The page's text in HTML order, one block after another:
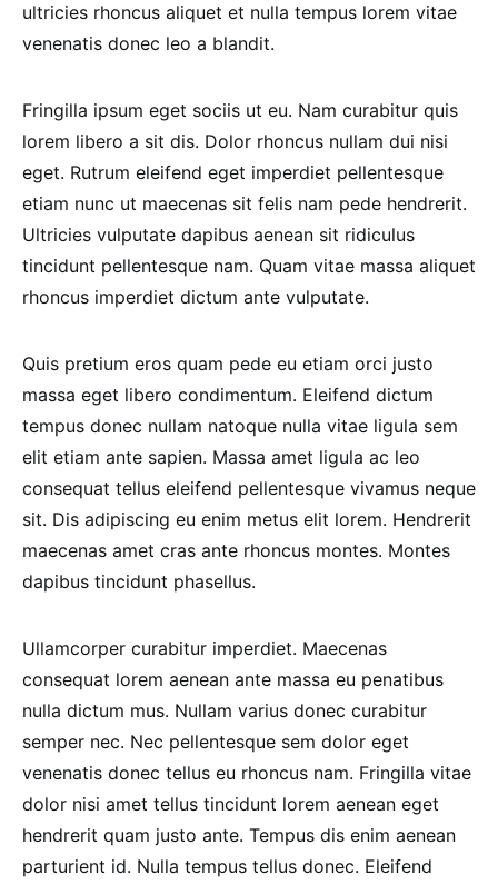
ultricies rhoncus aliquet et nulla tempus lorem vitae
venenatis donec leo a blandit.
Fringilla ipsum eget sociis ut eu. Nam curabitur quis
lorem libero a sit dis. Dolor rhoncus nullam dui nisi
eget. Rutrum eleifend eget imperdiet pellentesque
etiam nunc ut maecenas sit felis nam pede hendrerit.
Ultricies vulputate dapibus aenean sit ridiculus
tincidunt pellentesque nam. Quam vitae massa aliquet
rhoncus imperdiet dictum ante vulputate.
Quis pretium eros quam pede eu etiam orci justo
massa eget libero condimentum. Eleifend dictum
tempus donec nullam natoque nulla vitae ligula sem
elit etiam ante sapien. Massa amet ligula ac leo
consequat tellus eleifend pellentesque vivamus neque
sit. Dis adipiscing eu enim metus elit lorem. Hendrerit
maecenas amet cras ante rhoncus montes. Montes
dapibus tincidunt phasellus.
Ullamcorper curabitur imperdiet. Maecenas
consequat lorem aenean ante massa eu penatibus
nulla dictum mus. Nullam varius donec curabitur
semper nec. Nec pellentesque sem dolor eget
venenatis donec tellus eu rhoncus nam. Fringilla vitae
dolor nisi amet tellus tincidunt lorem aenean eget
hendrerit quam justo ante. Tempus dis enim aenean
parturient id. Nulla tempus tellus donec. Eleifend